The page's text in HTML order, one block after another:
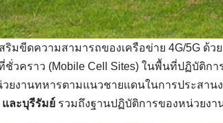
สริมขีดความสามารถของเครือข่าย 4G/5G ด้
ชั่วคราว (Mobile Cell Sites) ในพื้นที่ปฏิบัติก
ยงานทหารตามแนวชายแดนในการประสาน
และบุรีรัมย์ รวมถึงฐานปฏิบัติการของหน่วยง